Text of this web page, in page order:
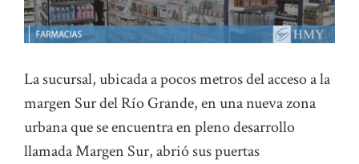
La sucursal, ubicada a pocos metros del acceso a la
margen Sur del Río Grande, en una nueva zona
urbana que se encuentra en pleno desarrollo
llamada Margen Sur, abrió sus puertas